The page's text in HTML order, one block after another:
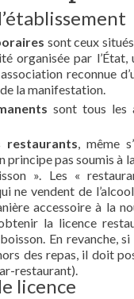
sont ceux
organisée par
reconnue
la manifestation.
sont tous les
restaurants, même
principe pas soumis à
». Les «
ne vendent de l’alcool
accessoire à la
la licence
En revanche, si
des repas, il doit
restaurant).
licence